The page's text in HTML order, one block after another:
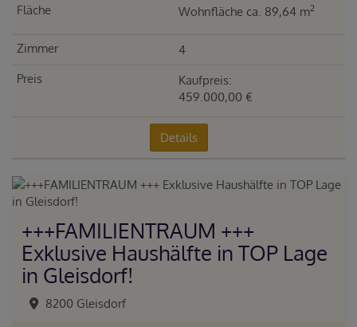
Wohnfläche ca. 89,64 m2
4
Kaufpreis:
459.000,00 €
Details
+++FAMILIENTRAUM +++
Exklusive Haushälfte in TOP Lage
in Gleisdorf!
8200 Gleisdorf